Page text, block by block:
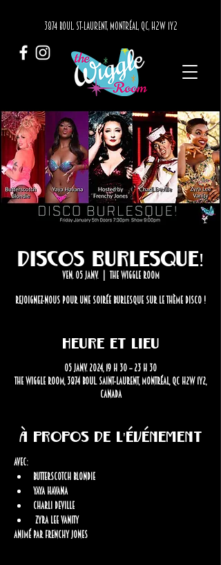
3874 BOUL. ST-LAURENT, MONTRÉAL, QC, H2W 1Y2
Discos Burlesque!
ven. 05 janv.
  |
The Wiggle Room
Rejoignez-nous pour une soirée burlesque sur le thème disco !
Heure et lieu
05 janv. 2024, 19 h 30 – 23 h 30
The Wiggle Room, 3874 Boul. Saint-Laurent, Montréal, QC H2W 1Y2,
Canada
À propos de l'événement
Avec:
Butterscotch Blondie
Yaya Havana
Charli Deville
Zyra Lee Vanity
Animé par Frenchy Jones